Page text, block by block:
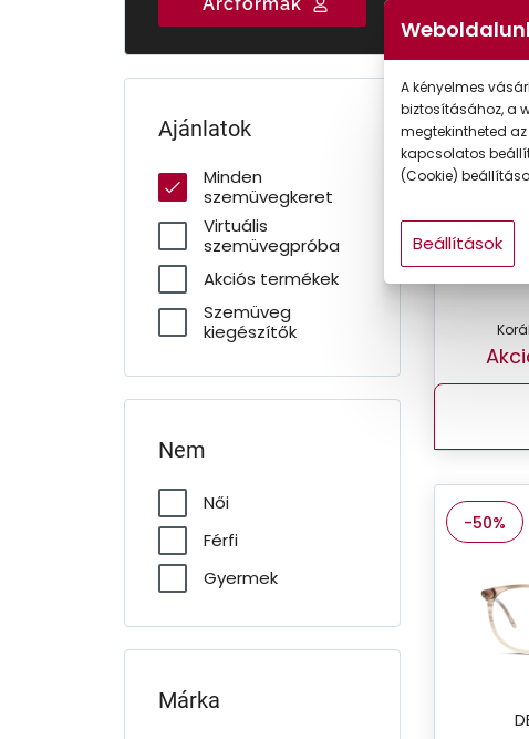
Ajánlatok
Minden
szemüvegkeret
Virtuális
szemüvegpróba
Akciós termékek
Szemüveg
kiegészítők
Nem
Női
Férfi
Gyermek
Márka
-50%
-50%
A kényelmes
biztosításához, a
megtekintheted
kapcsolatos
(Cookie)
Beállítások